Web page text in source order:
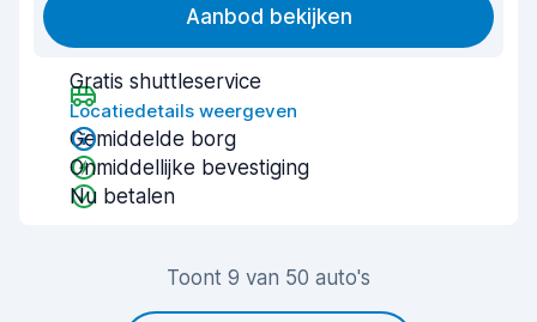
Aanbod bekijken
Gratis shuttleservice
Locatiedetails weergeven
Gemiddelde borg
Onmiddellijke bevestiging
Nu betalen
Toont 9 van 50 auto's